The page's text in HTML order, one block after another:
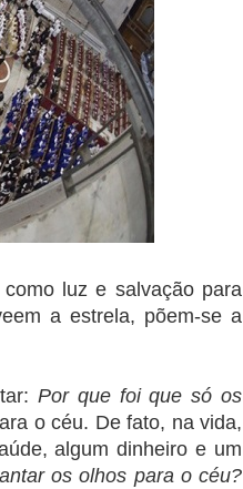
luz e salvação para
a estrela, põem-se a
Por que foi que só os
o céu. De fato, na vida,
algum dinheiro e um
os olhos para o céu?